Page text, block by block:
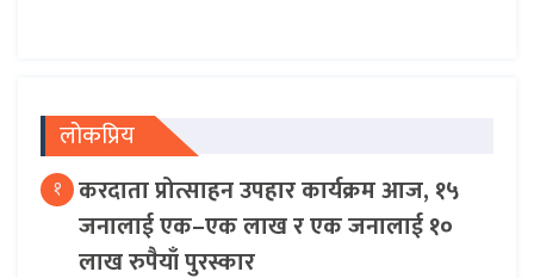
लोकप्रिय
१ करदाता प्रोत्साहन उपहार कार्यक्रम आज, १५
जनालाई एक–एक लाख र एक जनालाई १०
लाख रुपैयाँ पुरस्कार